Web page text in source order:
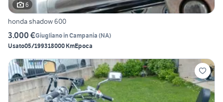
6
honda shadow 600
3.000 €Giugliano in Campania (NA)
Usato05/199318000 KmEpoca